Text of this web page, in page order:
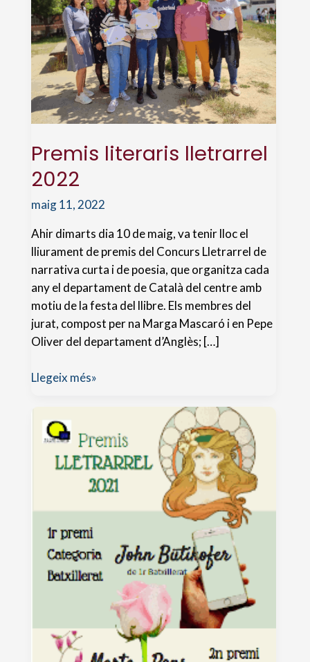
Premis literaris lletrarrel
2022
maig 11, 2022
Ahir dimarts dia 10 de maig, va tenir lloc el
lliurament de premis del Concurs Lletrarrel de
narrativa curta i de poesia, que organitza cada
any el departament de Català del centre amb
motiu de la festa del llibre. Els membres del
jurat, compost per na Marga Mascaró i en Pepe
Oliver del departament d’Anglès; […]
Premis
lletrarrel
2022
Llegeix més»